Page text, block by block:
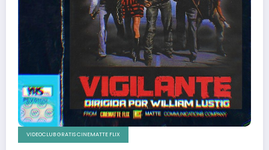
VIDEOCLUB GRATIS CINEMATTE FLIX